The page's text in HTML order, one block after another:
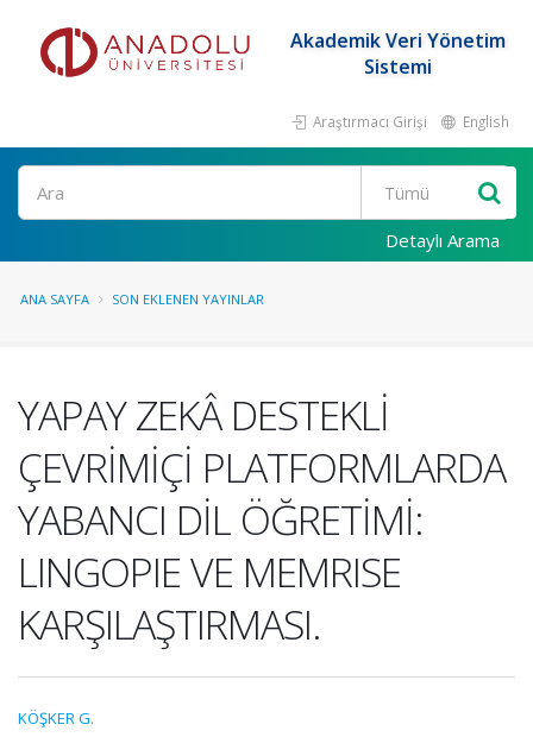
Akademik Veri Yönetim
Sistemi
Araştırmacı Girişi English
Ara
Detaylı Arama
ANA SAYFA SON EKLENEN YAYINLAR
YAPAY ZEKÂ DESTEKLİ
ÇEVRİMİÇİ PLATFORMLARDA
YABANCI DİL ÖĞRETİMİ:
LINGOPIE VE MEMRISE
KARŞILAŞTIRMASI.
KÖŞKER G.